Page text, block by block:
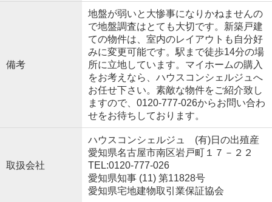
備考
地盤が弱いと大惨事になりかねませんの
で地盤調査はとても大切です。新築戸建
ての物件は、室内のレイアウトも自分好
みに変更可能です。駅まで徒歩14分の場
所に立地しています。マイホームの購入
をお考えなら、ハウスコンシェルジュへ
お任せ下さい。素敵な物件をご紹介致し
ますので、0120-777-026からお問い合わ
せをお待ちしております。
取扱会社
ハウスコンシェルジュ (有)日の出殖産
愛知県名古屋市南区岩戸町１７－２２
TEL:0120-777-026
愛知県知事 (11) 第11828号
愛知県宅地建物取引業保証協会